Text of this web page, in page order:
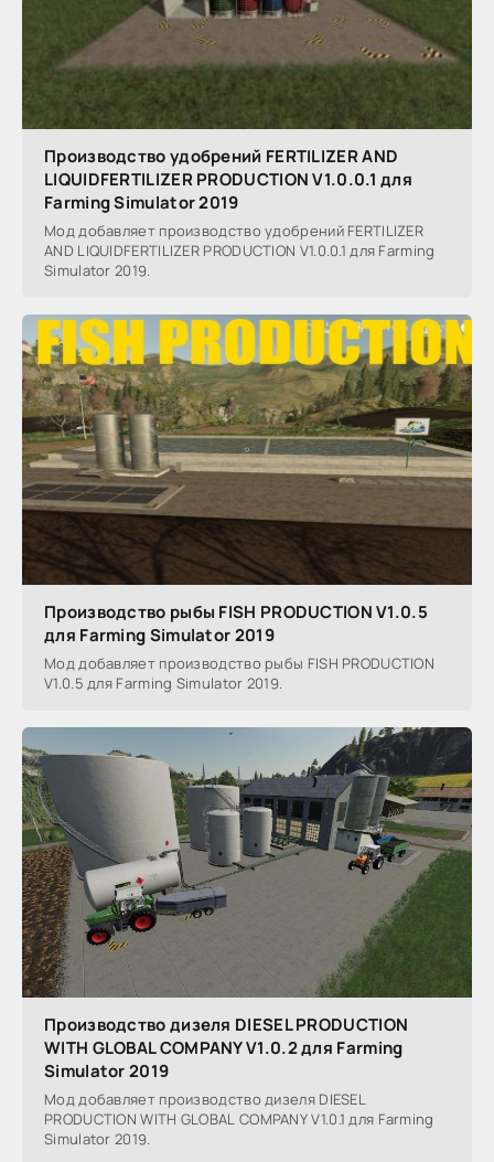
Производство удобрений FERTILIZER AND
LIQUIDFERTILIZER PRODUCTION V1.0.0.1 для
Farming Simulator 2019
Мод добавляет производство удобрений FERTILIZER
AND LIQUIDFERTILIZER PRODUCTION V1.0.0.1 для Farming
Simulator 2019.
Производство рыбы FISH PRODUCTION V1.0.5
для Farming Simulator 2019
Мод добавляет производство рыбы FISH PRODUCTION
V1.0.5 для Farming Simulator 2019.
Производство дизеля DIESEL PRODUCTION
WITH GLOBAL COMPANY V1.0.2 для Farming
Simulator 2019
Мод добавляет производство дизеля DIESEL
PRODUCTION WITH GLOBAL COMPANY V1.0.1 для Farming
Simulator 2019.